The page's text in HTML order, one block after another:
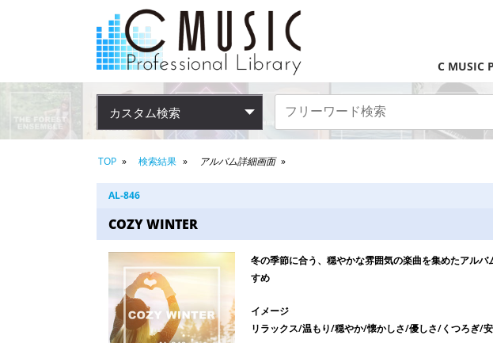
C MUSIC
カスタム検索
TOP 検索結果 アルバム詳細画面
AL-846
COZY WINTER
冬の季節に合う、穏やかな雰囲気の楽曲を集めたアルバ
すめ
イメージ
リラックス/温もり/穏やか/懐かしさ/優しさ/くつろぎ/